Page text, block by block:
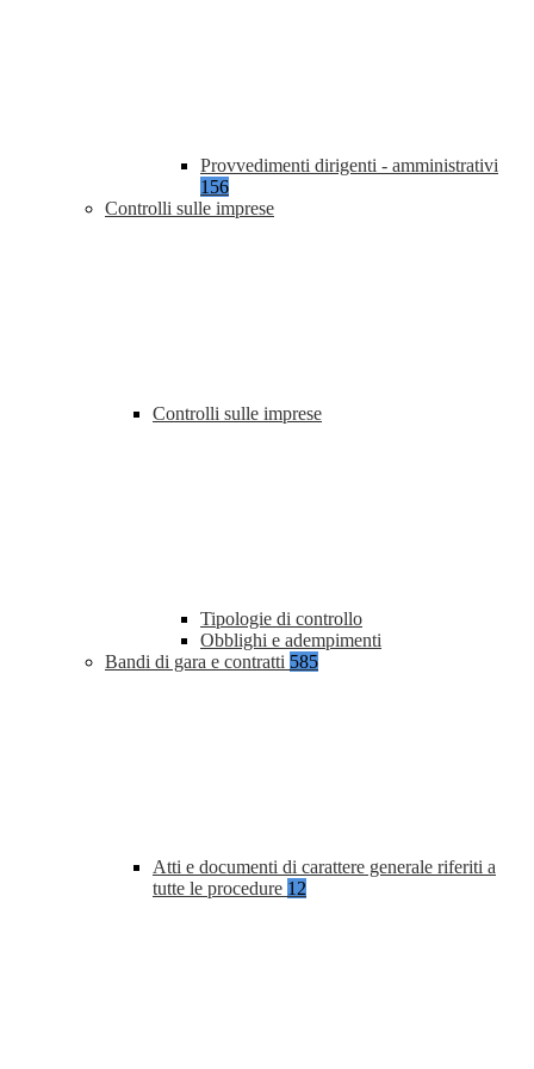
Provvedimenti dirigenti - amministrativi
156
Controlli sulle imprese
Controlli sulle imprese
Tipologie di controllo
Obblighi e adempimenti
Bandi di gara e contratti 585
Atti e documenti di carattere generale riferiti a
tutte le procedure 12